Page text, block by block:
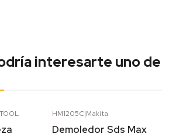
interesarte uno de
HM1205C|Makita
Demoledor Sds Max